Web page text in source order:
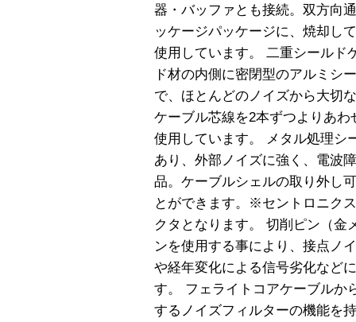
器・バッファとも接続。双方向
ッケージパッケージに、焼却し
使用しています。 二重シールド
ド材の内側に密閉型のアルミシ
で、ほとんどのノイズから大切
ケーブル芯線を2本ずつよりあ
使用しています。 メタル処理シ
あり、外部ノイズに強く、電波
品。ケーブルシェルの取り外し
とができます。※セントロニク
クタとなります。 切削ピン（金
ンを使用する事により、接点ノ
や経年変化による信号劣化など
す。 フェライトコアケーブルか
するノイズフィルターの機能を